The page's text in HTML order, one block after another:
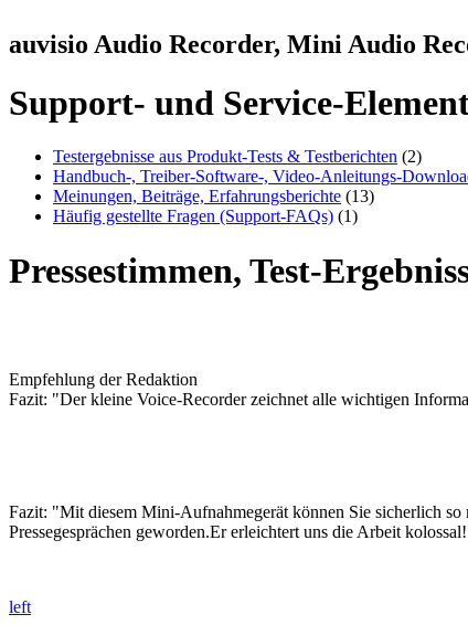
auvisio Audio Recorder, Mini Audio
Support- und Service-
Testergebnisse aus Produkt-Tests & Testberichten (2)
Handbuch-, Treiber-Software-, Video-Anleitungs-
Meinungen, Beiträge, Erfahrungsberichte (13)
Häufig gestellte Fragen (Support-FAQs) (1)
Pressestimmen, Test-
Empfehlung der Redaktion
Fazit: "Der kleine Voice-Recorder zeichnet alle wichtigen
Fazit: "Mit diesem Mini-Aufnahmegerät können Sie sicherlich
Pressegesprächen geworden.Er erleichtert uns die Arbeit
left